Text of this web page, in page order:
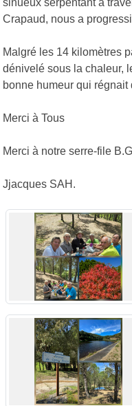
Crapaud, nous a
Malgré les 14 kilomètres
dénivelé sous la chaleur,
bonne humeur qui régnait
Merci à Tous
Merci à notre serre-file B.G
Jjacques SAH.